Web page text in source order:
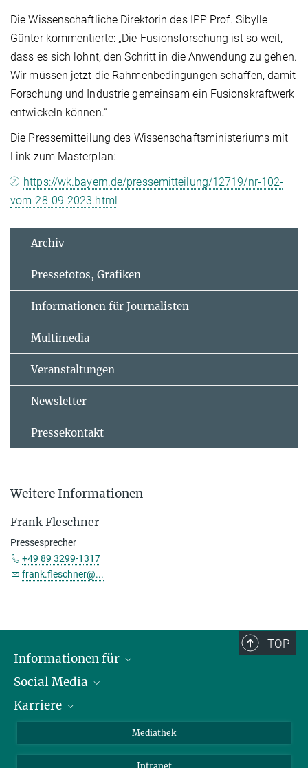
Die Wissenschaftliche Direktorin des IPP Prof. Sibylle
Günter kommentierte: „Die Fusionsforschung ist so weit,
dass es sich lohnt, den Schritt in die Anwendung zu gehen.
Wir müssen jetzt die Rahmenbedingungen schaffen, damit
Forschung und Industrie gemeinsam ein Fusionskraftwerk
entwickeln können.“
Die Pressemitteilung des Wissenschaftsministeriums mit
Link zum Masterplan:
https://wk.bayern.de/pressemitteilung/12719/nr-102-
vom-28-09-2023.html
Archiv
Pressefotos, Grafiken
Informationen für Journalisten
Multimedia
Veranstaltungen
Newsletter
Pressekontakt
Weitere Informationen
Frank Fleschner
Pressesprecher
+49 89 3299-1317
frank.fleschner@...
TOP
Informationen für
Journalisten
Schule
Social Media
LinkedIn
Karriere
Mediathek
Intranet